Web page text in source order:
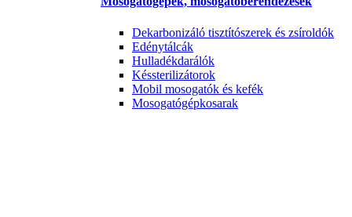
Dekarbonizáló tisztítószerek és zsíroldók
Edénytálcák
Hulladékdarálók
Késsterilizátorok
Mobil mosogatók és kefék
Mosogatógépkosarak